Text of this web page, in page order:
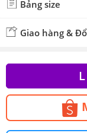
Bảng size
Giao hàng &